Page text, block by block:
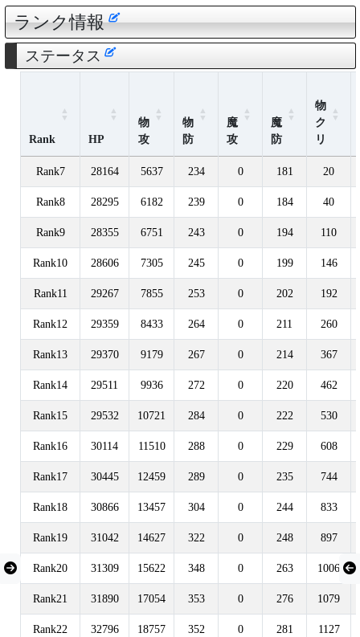
ランク情報
ステータス
Rank HP
物
攻
物
防
魔
攻
魔
防
物
ク
リ
Rank7 28164 5637 234 0 181 20
Rank8 28295 6182 239 0 184 40
Rank9 28355 6751 243 0 194 110
Rank10 28606 7305 245 0 199 146
Rank11 29267 7855 253 0 202 192
Rank12 29359 8433 264 0 211 260
Rank13 29370 9179 267 0 214 367
Rank14 29511 9936 272 0 220 462
Rank15 29532 10721 284 0 222 530
Rank16 30114 11510 288 0 229 608
Rank17 30445 12459 289 0 235 744
Rank18 30866 13457 304 0 244 833
Rank19 31042 14627 322 0 248 897
Rank20 31309 15622 348 0 263 1006
Rank21 31890 17054 353 0 276 1079
Rank22 32796 18757 352 0 281 1127